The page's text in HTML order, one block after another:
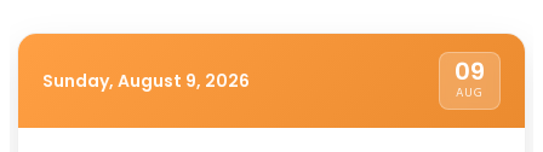
Sunday, August 9, 2026 09
AUG